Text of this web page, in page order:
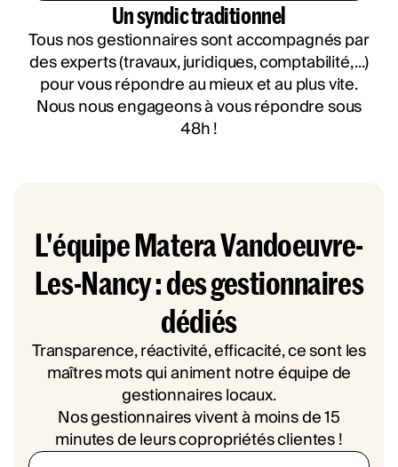
Un syndic traditionnel
Tous nos gestionnaires sont accompagnés par
des experts (travaux, juridiques, comptabilité, ...)
pour vous répondre au mieux et au plus vite.
Nous nous engageons à vous répondre sous
48h !
L'équipe Matera Vandoeuvre-
Les-Nancy : des gestionnaires
dédiés
Transparence, réactivité, efficacité, ce sont les
maîtres mots qui animent notre équipe de
gestionnaires locaux.
Nos gestionnaires vivent à moins de 15
minutes de leurs copropriétés clientes !